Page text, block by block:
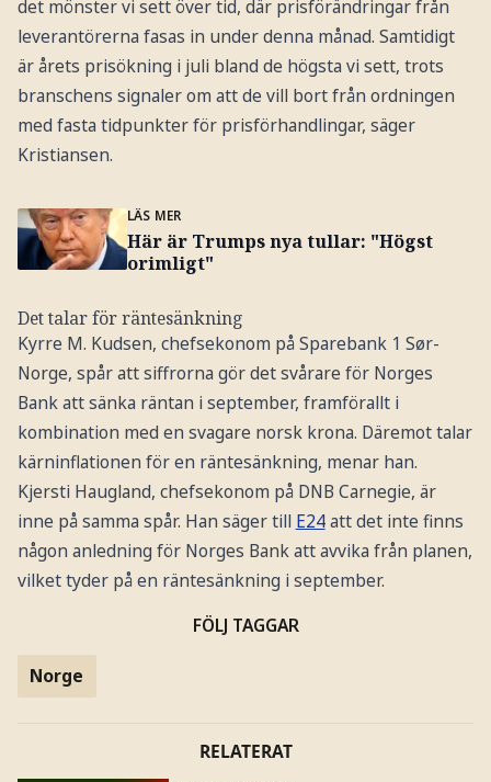
det mönster vi sett över tid, där prisförändringar från
leverantörerna fasas in under denna månad. Samtidigt
är årets prisökning i juli bland de högsta vi sett, trots
branschens signaler om att de vill bort från ordningen
med fasta tidpunkter för prisförhandlingar, säger
Kristiansen.
LÄS MER
Här är Trumps nya tullar: "Högst
orimligt"
Det talar för räntesänkning
Kyrre M. Kudsen, chefsekonom på Sparebank 1 Sør-
Norge, spår att siffrorna gör det svårare för Norges
Bank att sänka räntan i september, framförallt i
kombination med en svagare norsk krona. Däremot talar
kärninflationen för en räntesänkning, menar han.
Kjersti Haugland, chefsekonom på DNB Carnegie, är
inne på samma spår. Han säger till E24att det inte finns
någon anledning för Norges Bank att avvika från planen,
vilket tyder på en räntesänkning i september.
FÖLJ TAGGAR
Norge
RELATERAT